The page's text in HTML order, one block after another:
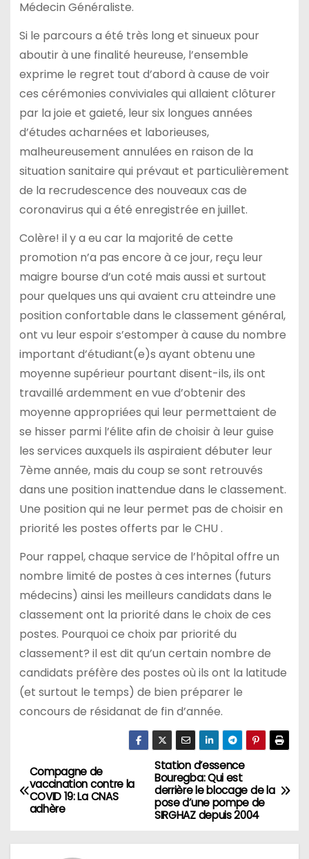
Médecin Généraliste.
Si le parcours a été très long et sinueux pour
aboutir à une finalité heureuse, l’ensemble
exprime le regret tout d’abord à cause de voir
ces cérémonies conviviales qui allaient clôturer
par la joie et gaieté, leur six longues années
d’études acharnées et laborieuses,
malheureusement annulées en raison de la
situation sanitaire qui prévaut et particulièrement
de la recrudescence des nouveaux cas de
coronavirus qui a été enregistrée en juillet.
Colère! il y a eu car la majorité de cette
promotion n’a pas encore à ce jour, reçu leur
maigre bourse d’un coté mais aussi et surtout
pour quelques uns qui avaient cru atteindre une
position confortable dans le classement général,
ont vu leur espoir s’estomper à cause du nombre
important d’étudiant(e)s ayant obtenu une
moyenne supérieur pourtant disent-ils, ils ont
travaillé ardemment en vue d’obtenir des
moyenne appropriées qui leur permettaient de
se hisser parmi l’élite afin de choisir à leur guise
les services auxquels ils aspiraient débuter leur
7ème année, mais du coup se sont retrouvés
dans une position inattendue dans le classement.
Une position qui ne leur permet pas de choisir en
priorité les postes offerts par le CHU .
Pour rappel, chaque service de l’hôpital offre un
nombre limité de postes à ces internes (futurs
médecins) ainsi les meilleurs candidats dans le
classement ont la priorité dans le choix de ces
postes. Pourquoi ce choix par priorité du
classement? il est dit qu’un certain nombre de
candidats préfère des postes où ils ont la latitude
(et surtout le temps) de bien préparer le
concours de résidanat de fin d’année.
N
a
Station d’essence
Bouregba: Qui est
derrière le blocage de la
pose d’une pompe de
SIRGHAZ depuis 2004
Compagne de
vaccination contre la
COVID 19: La CNAS
adhère